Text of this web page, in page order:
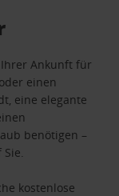
Ankunft für
einen
eine elegante
benötigen –
kostenlose